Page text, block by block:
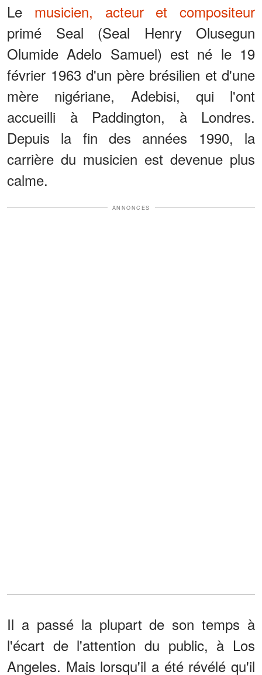
Le musicien, acteur et compositeur
primé Seal (Seal Henry Olusegun
Olumide Adelo Samuel) est né le 19
février 1963 d'un père brésilien et d'une
mère nigériane, Adebisi, qui l'ont
accueilli à Paddington, à Londres.
Depuis la fin des années 1990, la
carrière du musicien est devenue plus
calme.
ANNONCES
Il a passé la plupart de son temps à
l'écart de l'attention du public, à Los
Angeles. Mais lorsqu'il a été révélé qu'il